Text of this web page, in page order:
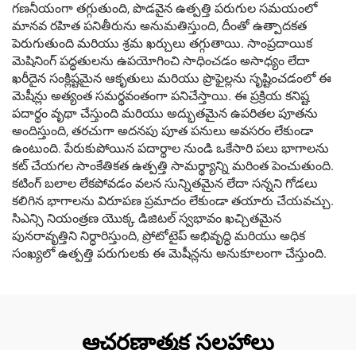
గణనీయంగా తగ్గుతుంది, పొడవైన ఉత్పత్తి పరుగుల సమయంలో
మానవ రహిత పనితీరును అనుమతిస్తుంది, దీంతో ఉత్పాదకత
పెరుగుతుంది మరియు శ్రమ ఖర్చులు తగ్గుతాయి. సాంప్రదాయిక
మెషినింగ్ పద్ధతులను ఉపయోగించి సాధించడం అసాధ్యం లేదా
ఖరీదైన సంక్లిష్టమైన ఆకృతులు మరియు ప్రొఫైల్లను సృష్టించడంలో ఈ
మెషీన్లు అత్యంత సమర్థవంతంగా పనిచేస్తాయి. ఈ ప్రక్రియ కనిష్ట
పదార్థం వృథా చేస్తుంది మరియు అద్భుతమైన ఉపరితల పూతను
అందిస్తుంది, తరచుగా అదనపు పూత పనులు అవసరం లేకుండా
ఉంటుంది. పేరుకుపోయిన పదార్థాల నుండి ఒకేసారి పలు భాగాలను
కట్ చేయగల సాంకేతికత ఉత్పత్తి సామర్థ్యాన్ని మరింత పెంచుతుంది.
కటింగ్ బలాల లేకపోవడం వలన సున్నితమైన లేదా సన్నని గోడలు
కలిగిన భాగాలను విరూపణ ప్రమాదం లేకుండా తయారు చేయవచ్చు.
సిఎన్సి నియంత్రణ యొక్క డిజిటల్ స్వభావం ఖచ్చితమైన
పునరావృత్తిని నిర్ధారిస్తుంది, ప్రోటోటైప్ అభివృద్ధి మరియు అధిక
సంఖ్యలో ఉత్పత్తి పరుగులకు ఈ మెషీన్లను అనుకూలంగా చేస్తుంది.
ఆచరణాత్మక సలహాలు